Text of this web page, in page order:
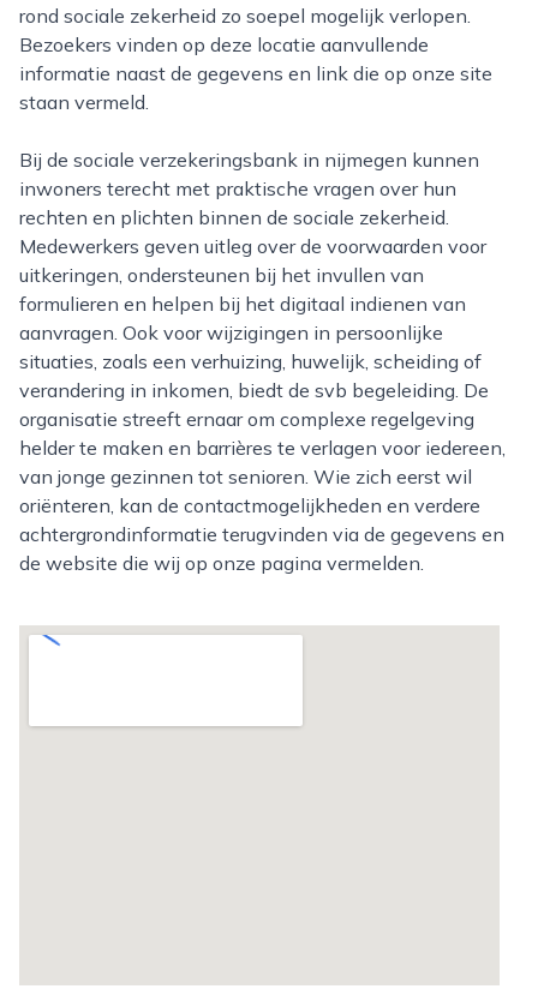
rond sociale zekerheid zo soepel mogelijk verlopen.
Bezoekers vinden op deze locatie aanvullende
informatie naast de gegevens en link die op onze site
staan vermeld.
Bij de sociale verzekeringsbank in nijmegen kunnen
inwoners terecht met praktische vragen over hun
rechten en plichten binnen de sociale zekerheid.
Medewerkers geven uitleg over de voorwaarden voor
uitkeringen, ondersteunen bij het invullen van
formulieren en helpen bij het digitaal indienen van
aanvragen. Ook voor wijzigingen in persoonlijke
situaties, zoals een verhuizing, huwelijk, scheiding of
verandering in inkomen, biedt de svb begeleiding. De
organisatie streeft ernaar om complexe regelgeving
helder te maken en barrières te verlagen voor iedereen,
van jonge gezinnen tot senioren. Wie zich eerst wil
oriënteren, kan de contactmogelijkheden en verdere
achtergrondinformatie terugvinden via de gegevens en
de website die wij op onze pagina vermelden.